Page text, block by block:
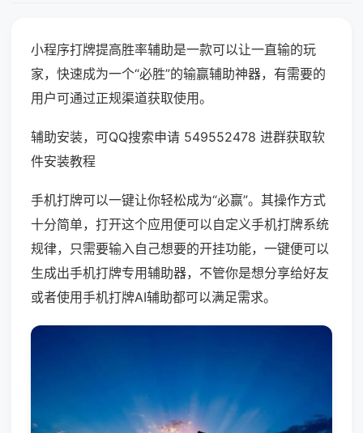
小程序打牌提高胜率辅助是一款可以让一直输的玩
家，快速成为一个“必胜”的输赢辅助神器，有需要的
用户可通过正规渠道获取使用。
辅助安装，可QQ搜索申请 549552478 进群获取软
件安装教程
手机打牌可以一键让你轻松成为“必赢”。其操作方式
十分简单，打开这个应用便可以自定义手机打牌系统
规律，只需要输入自己想要的开挂功能，一键便可以
生成出手机打牌专用辅助器，不管你是想分享给好友
或者使用手机打牌AI辅助都可以满足需求。